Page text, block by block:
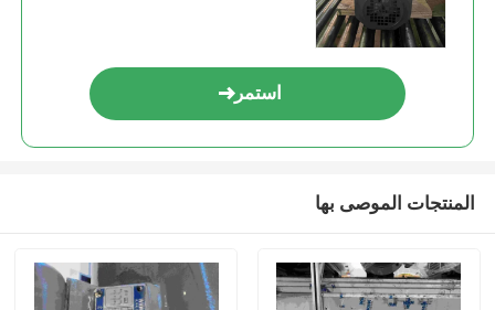
استمر
المنتجات الموصى بها